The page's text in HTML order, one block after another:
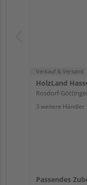
Verkauf & Versand
HolzLand
Rosdorf-
3 weitere Händler
Passendes